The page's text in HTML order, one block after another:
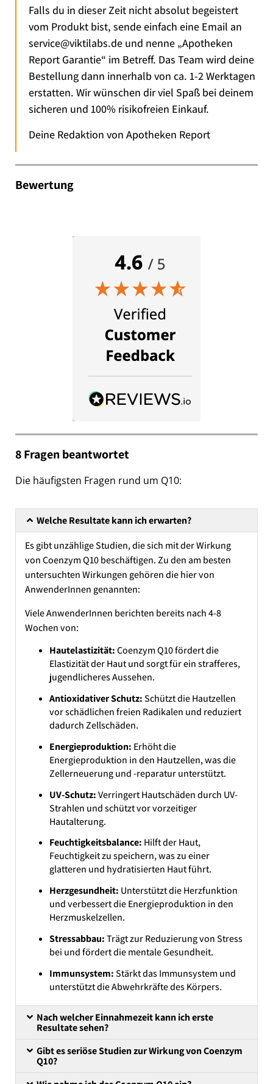
Falls du in dieser Zeit nicht absolut begeistert
vom Produkt bist, sende einfach eine Email an
service@viktilabs.de und nenne „Apotheken
Report Garantie“ im Betreff. Das Team wird deine
Bestellung dann innerhalb von ca. 1-2 Werktagen
erstatten. Wir wünschen dir viel Spaß bei deinem
sicheren und 100% risikofreien Einkauf.
Deine Redaktion von Apotheken Report
Bewertung
8 Fragen beantwortet
Die häufigsten Fragen rund um Q10:
Welche Resultate kann ich erwarten?
Es gibt unzählige Studien, die sich mit der Wirkung
von Coenzym Q10 beschäftigen. Zu den am besten
untersuchten Wirkungen gehören die hier von
AnwenderInnen genannten:
Viele AnwenderInnen berichten bereits nach 4-8
Wochen von:
Hautelastizität:Coenzym Q10 fördert die
Elastizität der Haut und sorgt für ein strafferes,
jugendlicheres Aussehen.
Antioxidativer Schutz:Schützt die Hautzellen
vor schädlichen freien Radikalen und reduziert
dadurch Zellschäden.
Energieproduktion: Erhöht die
Energieproduktion in den Hautzellen, was die
Zellerneuerung und -reparatur unterstützt.
UV-Schutz:Verringert Hautschäden durch UV-
Strahlen und schützt vor vorzeitiger
Hautalterung.
Feuchtigkeitsbalance: Hilft der Haut,
Feuchtigkeit zu speichern, was zu einer
glatteren und hydratisierten Haut führt.
Herzgesundheit: Unterstützt die Herzfunktion
und verbessert die Energieproduktion in den
Herzmuskelzellen.
Stressabbau:Trägt zur Reduzierung von Stress
bei und fördert die mentale Gesundheit.
Immunsystem:Stärkt das Immunsystem und
unterstützt die Abwehrkräfte des Körpers.
Nach welcher Einnahmezeit kann ich erste
Resultate sehen?
Gibt es seriöse Studien zur Wirkung von Coenzym
Q10?